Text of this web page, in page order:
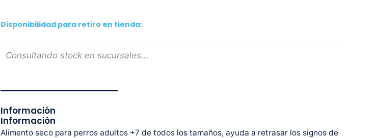
Disponibilidad para retiro en tienda:
Consultando stock en sucursales...
Información
Información
Alimento seco para perros adultos +7 de todos los tamaños, ayuda a retrasar los signos de